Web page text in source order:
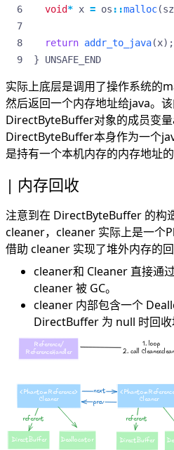
void* x = os ::malloc(sz
return addr_to_java(x);
}
UNSAFE_END
实际上底层是调用了操作系统的
然后返回一个内存地址给java。
DirectByteBuffer对象的成员变
DirectByteBuffer本身作为一个
是持有一个本机内存的内存地址的
内存回收
注意到在 DirectByteBuffer 的构
cleaner，cleaner 实际上是一个
借助 cleaner 实现了堆外内存的回
cleaner和 Cleaner 直接通
cleaner 被 GC。
cleaner 内部包含一个
DirectBuffer 为 null 时回收